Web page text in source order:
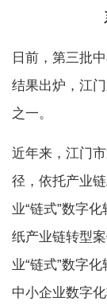
日前，第三批
结果出炉，江
之一。
近年来，江门
径，依托产业
业“链式”数字
纸产业链转型
业“链式”数字
中小企业数字